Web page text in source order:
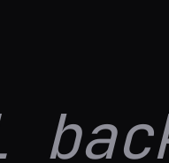
Design ·